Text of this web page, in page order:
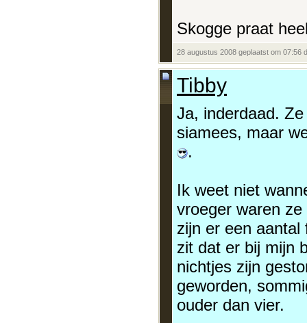
Skogge praat
28 augustus 2008 geplaatst om 07:56
Tibby
Ja, inderdaad.
siamees, maar
.
Ik weet niet
vroeger waren
zijn er een
zit dat er bij mijn
nichtjes zijn
geworden,
ouder dan vier.